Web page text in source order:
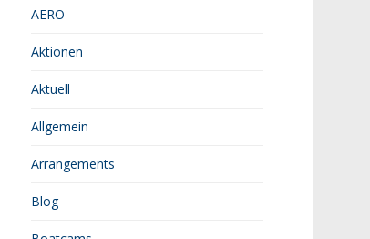
AERO
Aktionen
Aktuell
Allgemein
Arrangements
Blog